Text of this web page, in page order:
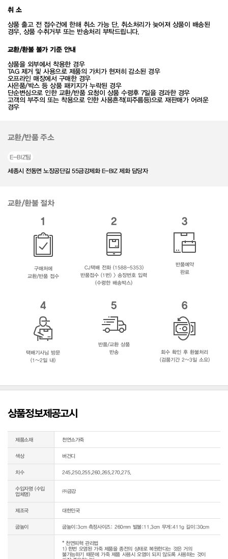
취 소
상품 출고 전 접수건에 한해 취소 가능 단, 취소처리가 늦어져 상품이 배송된
경우, 상품 수취거부 또는 반송처리 부탁드립니다.
교환/환불 불가 기준 안내
상품을 외부에서 착용한 경우
TAG 제거 및 사용으로 제품의 가치가 현저히 감소된 경우
오프라인 매장에서 구매한 경우
사은품/박스 등 상품 패키지가 누락된 경우
단순변심으로 인한 교환/반품 요청이 상품 수령후 7일을 경과한 경우
고객의 부주의 또는 착용으로 인한 사용흔적(피주름등)으로 재판매가 어려운
경우
교환/반품 주소
E-BIZ팀
세종시 전동면 노장공단길 55금강제화 E-BIZ 제화 담당자
교환/환불 절차
1
구매처에
교환/반품 접수
2
CJ택배 전화 (1588-5353)
반품접수 (1번) > 송장번호 입력
(수령한 배송박스)
3
반품예약
완료
4
택배기사님 방문
(1~2일 내)
5
반품/교환 상품
반송
6
회수 확인 후 환불처리
(검품기간 2~3일 소요)
상품정보제공고시
제품소재 천연소가죽
색상 버건디
치수 245,250,255,260,265,270,275,
수입자명 (수입
업체명)
㈜금강
제조국 대한민국
굽높이 굽높이:3cm 측정사이즈: 260mm 발볼:11.3cm 무게:411g 길이:30cm
* 천연피혁 관리법
1) 한번 오염된 가죽 제품을 종전의 상태로 복원한다는 것은 거의
불가능하기 때문에 가죽 제품 사용시 오염이 되지 않도록 사용하는 것이